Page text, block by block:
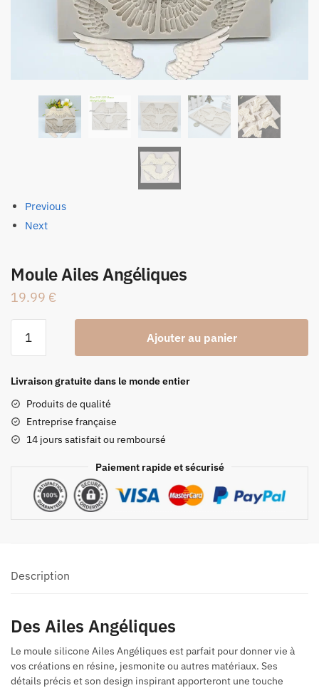
Previous
Next
Moule Ailes Angéliques
19.99 €
Ailes
Ajouter au panier
Livraison gratuite dans le monde entier
Produits de qualité
Entreprise française
14 jours satisfait ou remboursé
Paiement rapide et sécurisé
Description
Des Ailes Angéliques
Le moule silicone Ailes Angéliques est parfait pour donner vie à
vos créations en résine, jesmonite ou autres matériaux. Ses
détails précis et son design inspirant apporteront une touche